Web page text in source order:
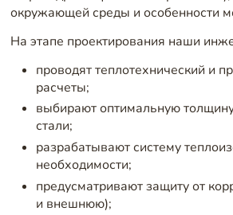
окружающей среды и особенности
На этапе проектирования наши
проводят теплотехнический и
расчеты;
выбирают оптимальную
стали;
разрабатывают систему
необходимости;
предусматривают защиту от
и внешнюю);